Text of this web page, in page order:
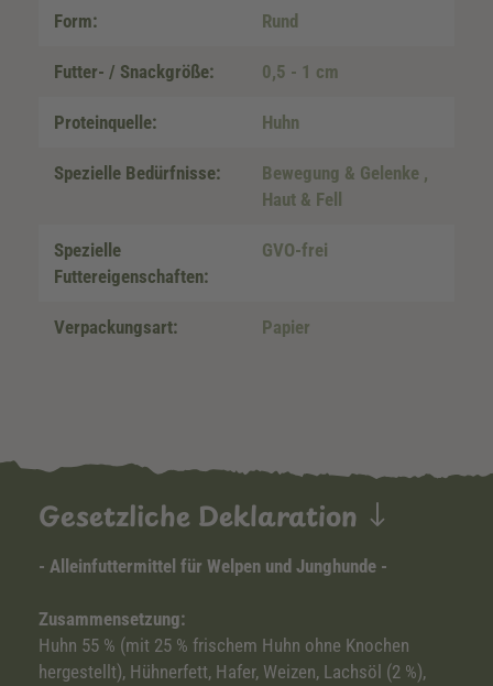
Form: Rund
Futter- / Snackgröße: 0,5 - 1 cm
Proteinquelle: Huhn
Spezielle Bedürfnisse: Bewegung & Gelenke ,
Haut & Fell
Spezielle
Futtereigenschaften:
GVO-frei
Verpackungsart: Papier
Gesetzliche Deklaration
- Alleinfuttermittel für Welpen und Junghunde -
Zusammensetzung:
Huhn 55 % (mit 25 % frischem Huhn ohne Knochen
hergestellt), Hühnerfett, Hafer, Weizen, Lachsöl (2 %),